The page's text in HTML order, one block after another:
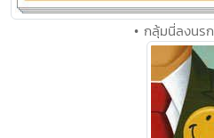
• กลุ้มนี่ลงนรก